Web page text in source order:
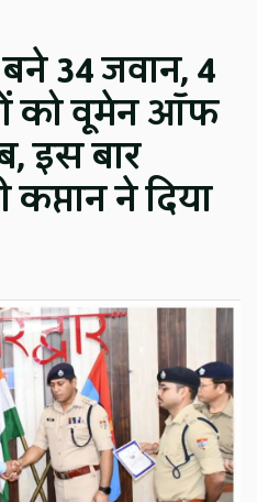
34 जवान, 4
को वूमेन ऑफ
इस बार
ने दिया